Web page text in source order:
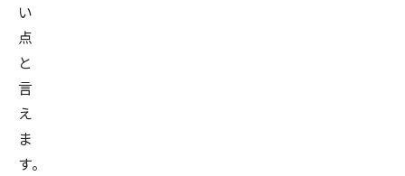
い
点
と
言
え
ま
す。